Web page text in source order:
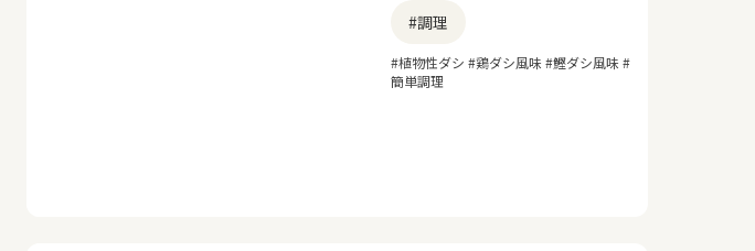
#調理
#植物性ダシ #鶏ダシ風味 #鰹ダシ風味 #
簡単調理